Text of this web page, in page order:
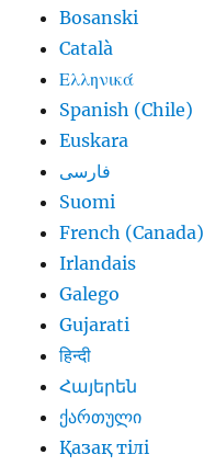
Bosanski
Català
Ελληνικά
Spanish (Chile)
Euskara
فارسی
Suomi
French (Canada)
Irlandais
Galego
Gujarati
हिन्दी
Հայերեն
ქართული
Қазақ тілі